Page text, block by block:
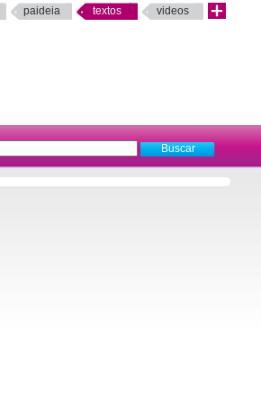
paideia textos videos